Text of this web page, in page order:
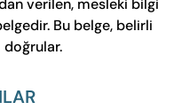
verilen, mesleki bilgi
Bu belge, belirli
doğrular.